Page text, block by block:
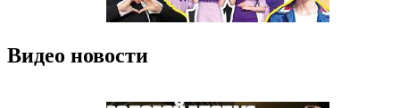
Видео новости